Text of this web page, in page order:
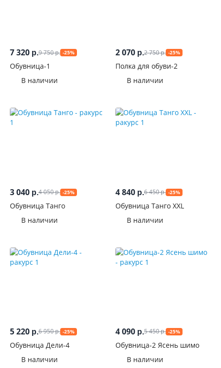
7 320 р.9 750р. -25%
Обувница-1
В наличии
2 070 р.2 750р. -25%
Полка для обуви-2
В наличии
3 040 р.4 050р. -25%
Обувница Танго
В наличии
4 840 р.6 450р. -25%
Обувница Танго ХXL
В наличии
5 220 р.6 950р. -25%
Обувница Дели-4
В наличии
4 090 р.5 450р. -25%
Обувница-2 Ясень шимо
В наличии